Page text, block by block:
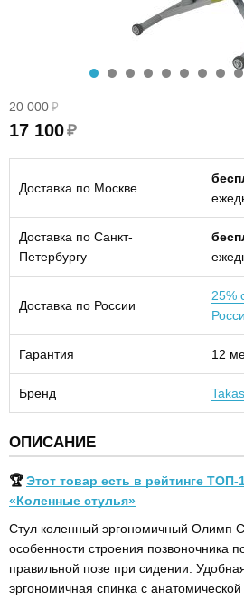
20 000 ₽
17 100₽
Доставка по Москве
Доставка по Санкт-
Петербургу
Доставка по России
25%
Гарантия 12
Бренд
ОПИСАНИЕ
🏆Этот товар есть в рейтинге ТОП-
«Коленные стулья»
Стул коленный эргономичный Олимп
особенности строения позвоночника
правильной позе при сидении.
эргономичная спинка с